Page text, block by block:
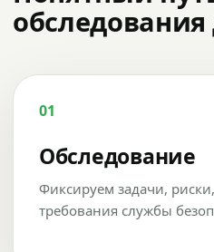
обследования
01
Обследование
Фиксируем задачи,
требования службы